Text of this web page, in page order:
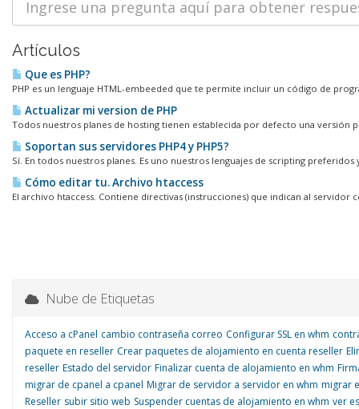
Artículos
Que es PHP?
PHP es un lenguaje HTML-embeeded que te permite incluir un código de
Actualizar mi version de PHP
Todos nuestros planes de hosting tienen establecida por defecto una versión
Soportan sus servidores PHP4 y PHP5?
Sí. En todos nuestros planes. Es uno nuestros lenguajes de scripting preferidos
Cómo editar tu. Archivo htaccess
El archivo htaccess. Contiene directivas (instrucciones) que indican al servidor
Nube de Etiquetas
Acceso a cPanel cambio contraseña correo Configurar SSL en whm
paquete en reseller Crear paquetes de alojamiento en cuenta reseller
reseller Estado del servidor Finalizar cuenta de alojamiento en whm
migrar de cpanel a cpanel Migrar de servidor a servidor en whm migrar
Reseller subir sitio web Suspender cuentas de alojamiento en whm ver